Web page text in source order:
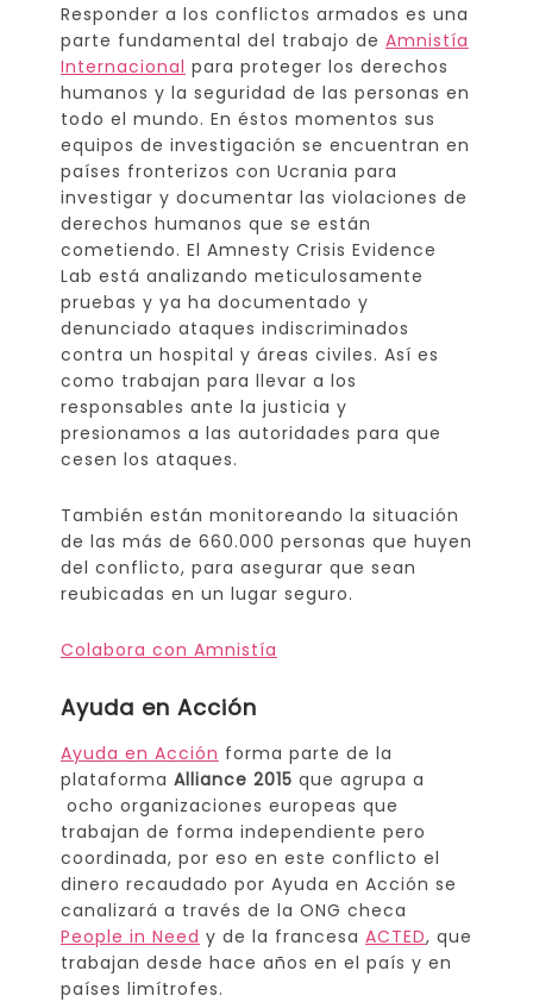
Responder a los conflictos armados es una
parte fundamental del trabajo de Amnistía
Internacional para proteger los derechos
humanos y la seguridad de las personas en
todo el mundo. En éstos momentos sus
equipos de investigación se encuentran en
países fronterizos con Ucrania para
investigar y documentar las violaciones de
derechos humanos que se están
cometiendo. El Amnesty Crisis Evidence
Lab está analizando meticulosamente
pruebas y ya ha documentado y
denunciado ataques indiscriminados
contra un hospital y áreas civiles. Así es
como trabajan para llevar a los
responsables ante la justicia y
presionamos a las autoridades para que
cesen los ataques.
También están monitoreando la situación
de las más de 660.000 personas que huyen
del conflicto, para asegurar que sean
reubicadas en un lugar seguro.
Colabora con Amnistía
Ayuda en Acción
Ayuda en Acción forma parte de la
plataforma Alliance 2015 que agrupa a
ocho organizaciones europeas que
trabajan de forma independiente pero
coordinada, por eso en este conflicto el
dinero recaudado por Ayuda en Acción se
canalizará a través de la ONG checa
People in Need y de la francesa ACTED, que
trabajan desde hace años en el país y en
países limítrofes.